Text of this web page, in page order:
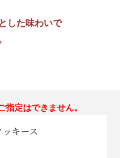
した味わいで
定はできません。
キース